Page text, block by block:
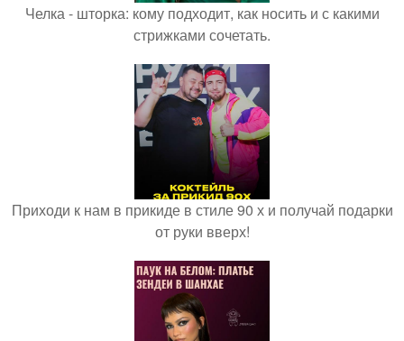
Челка - шторка: кому подходит, как носить и с какими
стрижками сочетать.
Приходи к нам в прикиде в стиле 90 х и получай подарки
от руки вверх!